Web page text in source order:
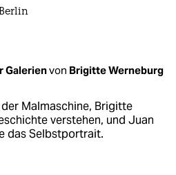
Galerienvon Brigitte Werneburg
Malmaschine, Brigitte
verstehen, und Juan
das Selbstportrait.